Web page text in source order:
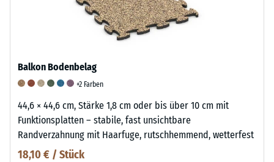
Balkon Bodenbelag
+2 Farben
44,6 × 44,6 cm, Stärke 1,8 cm oder bis über 10 cm mit
Funktionsplatten – stabile, fast unsichtbare
Randverzahnung mit Haarfuge, rutschhemmend, wetterfest
18,10 € / Stück